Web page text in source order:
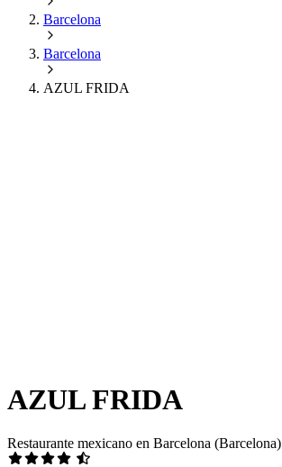
Barcelona
Barcelona
AZUL FRIDA
AZUL FRIDA
Restaurante mexicano en Barcelona (Barcelona)